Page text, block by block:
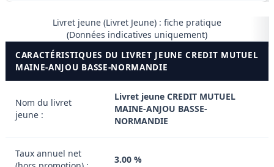
Livret jeune (Livret Jeune) : fiche pratique
(Données indicatives uniquement)
CARACTÉRISTIQUES DU LIVRET JEUNE CREDIT MUTUEL
MAINE-ANJOU BASSE-NORMANDIE
Nom du livret
jeune :
Livret jeune CREDIT MUTUEL
MAINE-ANJOU BASSE-
NORMANDIE
Taux annuel net
3.00 %